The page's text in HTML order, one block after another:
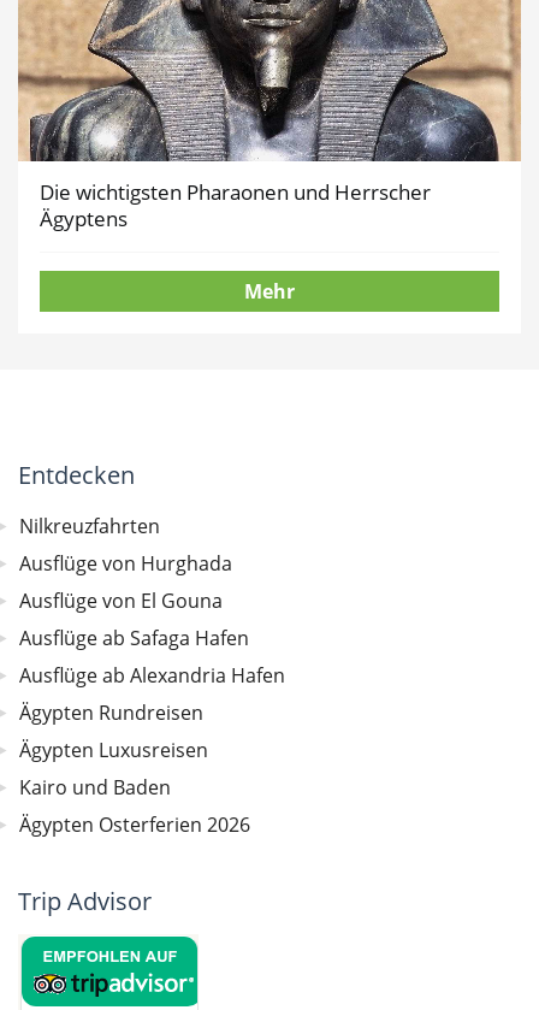
Die wichtigsten Pharaonen und Herrscher
Ägyptens
Mehr
Entdecken
Nilkreuzfahrten
Ausflüge von Hurghada
Ausflüge von El Gouna
Ausflüge ab Safaga Hafen
Ausflüge ab Alexandria Hafen
Ägypten Rundreisen
Ägypten Luxusreisen
Kairo und Baden
Ägypten Osterferien 2026
Trip Advisor